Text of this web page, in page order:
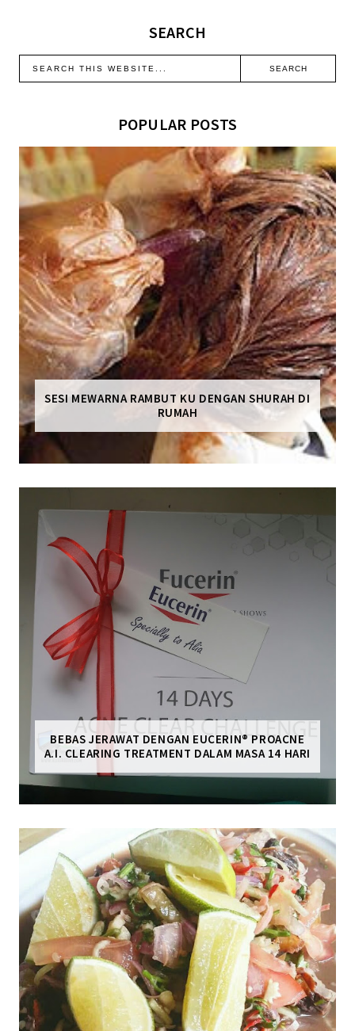
SEARCH
POPULAR POSTS
SESI MEWARNA RAMBUT KU DENGAN SHURAH DI
RUMAH
BEBAS JERAWAT DENGAN EUCERIN® PROACNE
A.I. CLEARING TREATMENT DALAM MASA 14 HARI